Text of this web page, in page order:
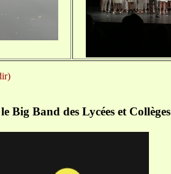
Big Band des Lycées et Collèges